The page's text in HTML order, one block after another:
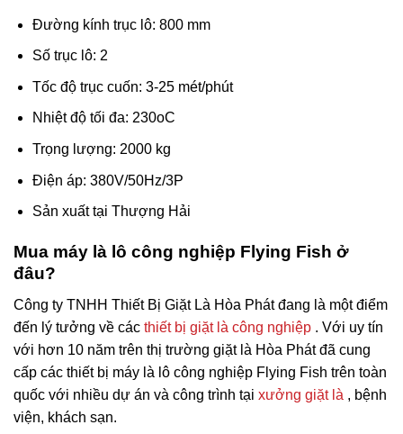
Đường kính trục lô: 800 mm
Số trục lô: 2
Tốc độ trục cuốn: 3-25 mét/phút
Nhiệt độ tối đa: 230oC
Trọng lượng: 2000 kg
Điện áp: 380V/50Hz/3P
Sản xuất tại Thượng Hải
Mua máy là lô công nghiệp Flying Fish ở
đâu?
Công ty TNHH Thiết Bị Giặt Là Hòa Phát đang là một điểm
đến lý tưởng về các thiết bị giặt là công nghiệp . Với uy tín
với hơn 10 năm trên thị trường giặt là Hòa Phát đã cung
cấp các thiết bị máy là lô công nghiệp Flying Fish trên toàn
quốc với nhiều dự án và công trình tại xưởng giặt là , bệnh
viện, khách sạn.